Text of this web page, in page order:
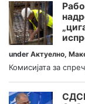
under Актуелно,
Комисијата за